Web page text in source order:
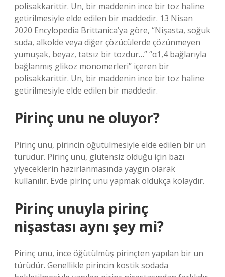
polisakkarittir. Un, bir maddenin ince bir toz haline
getirilmesiyle elde edilen bir maddedir. 13 Nisan
2020 Encylopedia Brittanica’ya göre, “Nişasta, soğuk
suda, alkolde veya diğer çözücülerde çözünmeyen
yumuşak, beyaz, tatsız bir tozdur…” “α1,4 bağlarıyla
bağlanmış glikoz monomerleri” içeren bir
polisakkarittir. Un, bir maddenin ince bir toz haline
getirilmesiyle elde edilen bir maddedir.
Pirinç unu ne oluyor?
Pirinç unu, pirincin öğütülmesiyle elde edilen bir un
türüdür. Pirinç unu, glütensiz olduğu için bazı
yiyeceklerin hazırlanmasında yaygın olarak
kullanılır. Evde pirinç unu yapmak oldukça kolaydır.
Pirinç unuyla pirinç
nişastası aynı şey mi?
Pirinç unu, ince öğütülmüş pirinçten yapılan bir un
türüdür. Genellikle pirincin kostik sodada